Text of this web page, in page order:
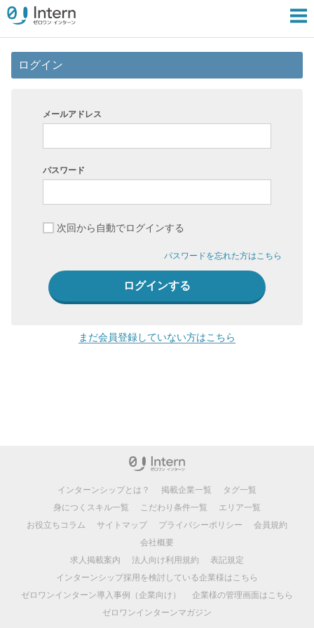
ログイン
メールアドレス
パスワード
次回から自動でログインする
パスワードを忘れた方はこちら
まだ会員登録していない方はこちら
インターンシップとは？ 掲載企業一覧
タグ一覧
身につくスキル一覧
こだわり条件一覧
エリア一覧
お役立ちコラム
サイトマップ プライバシーポリシー
会員規約
会社概要
求人掲載案内
法人向け利用規約
表記規定
インターンシップ採用を検討している企業様はこちら
ゼロワンインターン導入事例（企業向け）
企業様の管理画面はこちら
ゼロワンインターンマガジン